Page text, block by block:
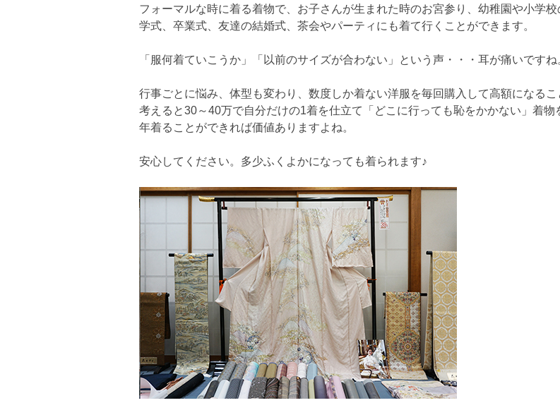
フォーマルな時に着る着物で、お子さんが生まれた時のお宮参り、幼稚園や小学校
学式、卒業式、友達の結婚式、茶会やパーティにも着て行くことができます。
「服何着ていこうか」「以前のサイズが合わない」という声・・・耳が痛いですね
行事ごとに悩み、体型も変わり、数度しか着ない洋服を毎回購入して高額になるこ
考えると30～40万で自分だけの1着を仕立て「どこに行っても恥をかかない」着物
年着ることができれば価値ありますよね。
安心してください。多少ふくよかになっても着られます♪